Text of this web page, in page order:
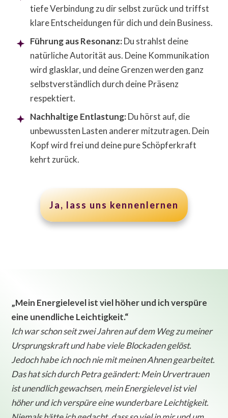
tiefe Verbindung zu dir selbst zurück und triffst
klare Entscheidungen für dich und dein Business.
Führung aus Resonanz:Du strahlst deine
natürliche Autorität aus. Deine Kommunikation
wird glasklar, und deine Grenzen werden ganz
selbstverständlich durch deine Präsenz
respektiert.
Nachhaltige Entlastung:Du hörst auf, die
unbewussten Lasten anderer mitzutragen. Dein
Kopf wird frei und deine pure Schöpferkraft
kehrt zurück.
Ja, lass uns kennenlernen
„Mein Energielevel ist viel höher und ich verspüre
eine unendliche Leichtigkeit.“
Ich war schon seit zwei Jahren auf dem Weg zu meiner
Ursprungskraft und habe viele Blockaden gelöst.
Jedoch habe ich noch nie mit meinen Ahnen gearbeitet.
Das hat sich durch Petra geändert: Mein Urvertrauen
ist unendlich gewachsen, mein Energielevel ist viel
höher und ich verspüre eine wunderbare Leichtigkeit.